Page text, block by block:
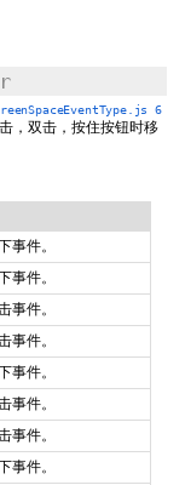
6
，双击，按住按钮时移
事件。
事件。
事件。
事件。
事件。
事件。
事件。
事件。